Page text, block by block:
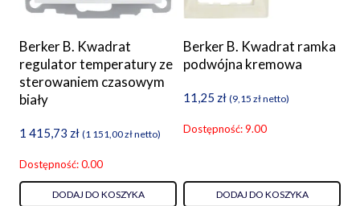
Berker B. Kwadrat
regulator temperatury ze
sterowaniem czasowym
biały
1 415,73 zł (1 151,00złnetto)
Dostępność: 0.00
DODAJ DO KOSZYKA
Berker B. Kwadrat ramka
podwójna kremowa
11,25 zł (9,15 złnetto)
Dostępność: 9.00
DODAJ DO KOSZYKA